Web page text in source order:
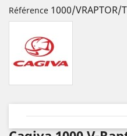
Référence 1000/VRAPTOR/